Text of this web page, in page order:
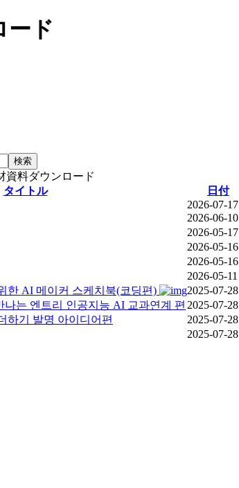
ード
検索
資料ダウンロード
タイトル
日付
2026-07-17
2026-06-10
2026-05-17
2026-05-16
2026-05-16
2026-05-11
한 AI 메이커 스케치북(코딩편)
2025-07-28
는 엔트리 인공지능 AI 교과연계 편 2025-07-28
하기 발명 아이디어편
2025-07-28
2025-07-28